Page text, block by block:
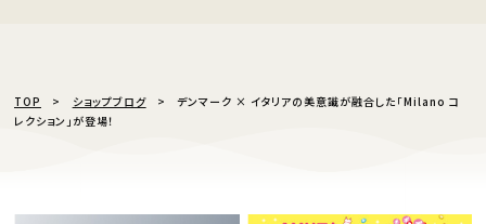
TOP ショップブログ
デンマーク × イタリアの美意識が融合した「Milano コ
レクション」が登場！